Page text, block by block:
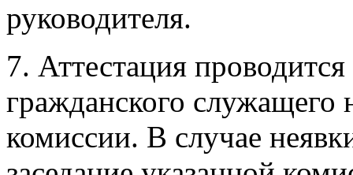
руководителя.
7. Аттестация
гражданского служащего
комиссии. В случае